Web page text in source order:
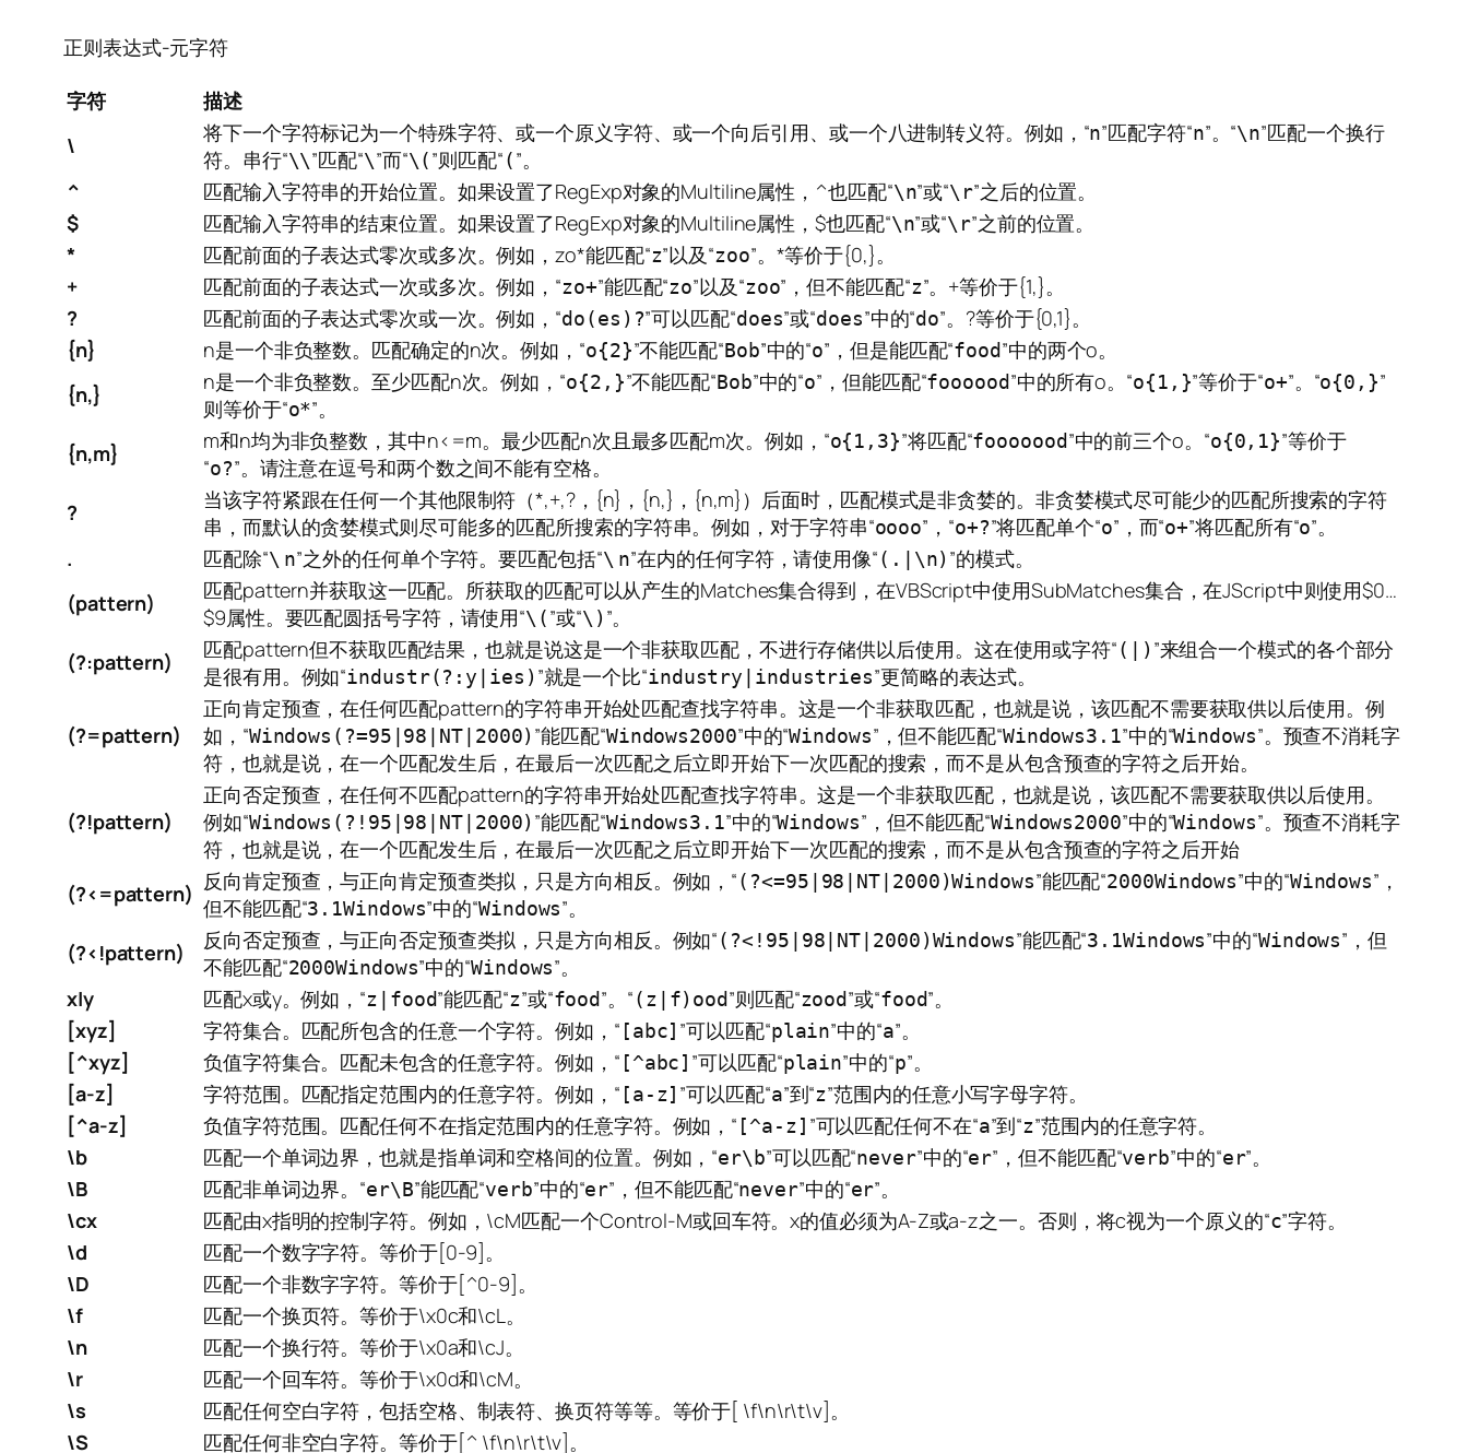
正则表达式-元字符
字符
描述
\
将下一个字符标记为一个特殊字符、或一个原义字符、或一个向后引用、或一个八进制转义符。例如，“n”匹配字符“n”。“\n”匹配一个换行
符。串行“\\”匹配“\”而“\(”则匹配“(”。
^
匹配输入字符串的开始位置。如果设置了RegExp对象的Multiline属性，^也匹配“\n”或“\r”之后的位置。
$
匹配输入字符串的结束位置。如果设置了RegExp对象的Multiline属性，$也匹配“\n”或“\r”之前的位置。
*
匹配前面的子表达式零次或多次。例如，zo*能匹配“z”以及“zoo”。*等价于{0,}。
+
匹配前面的子表达式一次或多次。例如，“zo+”能匹配“zo”以及“zoo”，但不能匹配“z”。+等价于{1,}。
?
匹配前面的子表达式零次或一次。例如，“do(es)?”可以匹配“does”或“does”中的“do”。?等价于{0,1}。
{n}
n是一个非负整数。匹配确定的n次。例如，“o{2}”不能匹配“Bob”中的“o”，但是能匹配“food”中的两个o。
{n,}
n是一个非负整数。至少匹配n次。例如，“o{2,}”不能匹配“Bob”中的“o”，但能匹配“foooood”中的所有o。“o{1,}”等价于“o+”。“o{0,}”
则等价于“o*”。
{n,m}
m和n均为非负整数，其中n<=m。最少匹配n次且最多匹配m次。例如，“o{1,3}”将匹配“fooooood”中的前三个o。“o{0,1}”等价于
“o?”。请注意在逗号和两个数之间不能有空格。
?
当该字符紧跟在任何一个其他限制符（*,+,?，{n}，{n,}，{n,m}）后面时，匹配模式是非贪婪的。非贪婪模式尽可能少的匹配所搜索的字符
串，而默认的贪婪模式则尽可能多的匹配所搜索的字符串。例如，对于字符串“oooo”，“o+?”将匹配单个“o”，而“o+”将匹配所有“o”。
.
匹配除“\ n”之外的任何单个字符。要匹配包括“\ n”在内的任何字符，请使用像“(.|\n) ”的模式。
(pattern)
匹配pattern并获取这一匹配。所获取的匹配可以从产生的Matches集合得到，在VBScript中使用SubMatches集合，在JScript中则使用$0…
$9属性。要匹配圆括号字符，请使用“\(”或“\) ”。
(?:pattern)
匹配pattern但不获取匹配结果，也就是说这是一个非获取匹配，不进行存储供以后使用。这在使用或字符“(|) ”来组合一个模式的各个部分
是很有用。例如“industr(?:y|ies) ”就是一个比“industry|industries”更简略的表达式。
(?=pattern)
正向肯定预查，在任何匹配pattern的字符串开始处匹配查找字符串。这是一个非获取匹配，也就是说，该匹配不需要获取供以后使用。例
如，“Windows(?=95|98|NT|2000) ”能匹配“Windows2000”中的“Windows”，但不能匹配“Windows3.1”中的“Windows”。预查不消耗字
符，也就是说，在一个匹配发生后，在最后一次匹配之后立即开始下一次匹配的搜索，而不是从包含预查的字符之后开始。
(?!pattern)
正向否定预查，在任何不匹配pattern的字符串开始处匹配查找字符串。这是一个非获取匹配，也就是说，该匹配不需要获取供以后使用。
例如“Windows(?!95|98|NT|2000) ”能匹配“Windows3.1”中的“Windows”，但不能匹配“Windows2000”中的“Windows”。预查不消耗字
符，也就是说，在一个匹配发生后，在最后一次匹配之后立即开始下一次匹配的搜索，而不是从包含预查的字符之后开始
(?<=pattern) 反向肯定预查，与正向肯定预查类拟，只是方向相反。例如，“(?<=95|98|NT|2000)Windows”能匹配“2000Windows”中的“Windows”，
但不能匹配“3.1Windows”中的“Windows”。
(?<!pattern)
反向否定预查，与正向否定预查类拟，只是方向相反。例如“(?<!95|98|NT|2000)Windows”能匹配“3.1Windows”中的“Windows”，但
不能匹配“2000Windows”中的“Windows”。
x|y
匹配x或y。例如，“z|food”能匹配“z”或“food”。“(z|f)ood”则匹配“zood”或“food”。
[xyz]
字符集合。匹配所包含的任意一个字符。例如，“ [abc] ”可以匹配“plain”中的“a”。
[^xyz]
负值字符集合。匹配未包含的任意字符。例如，“ [^abc] ”可以匹配“plain”中的“p”。
[a-z]
字符范围。匹配指定范围内的任意字符。例如，“ [a-z] ”可以匹配“a”到“z”范围内的任意小写字母字符。
[^a-z]
负值字符范围。匹配任何不在指定范围内的任意字符。例如，“ [^a-z] ”可以匹配任何不在“a”到“z”范围内的任意字符。
\b
匹配一个单词边界，也就是指单词和空格间的位置。例如，“er\b”可以匹配“never”中的“er”，但不能匹配“verb”中的“er”。
\B
匹配非单词边界。“er\B”能匹配“verb”中的“er”，但不能匹配“never”中的“er”。
\cx
匹配由x指明的控制字符。例如，\cM匹配一个Control-M或回车符。x的值必须为A-Z或a-z之一。否则，将c视为一个原义的“c”字符。
\d
匹配一个数字字符。等价于[0-9]。
\D
匹配一个非数字字符。等价于[^0-9]。
\f
匹配一个换页符。等价于\x0c和\cL。
\n
匹配一个换行符。等价于\x0a和\cJ。
\r
匹配一个回车符。等价于\x0d和\cM。
\s
匹配任何空白字符，包括空格、制表符、换页符等等。等价于[ \f\n\r\t\v]。
\S
匹配任何非空白字符。等价于[^ \f\n\r\t\v]。